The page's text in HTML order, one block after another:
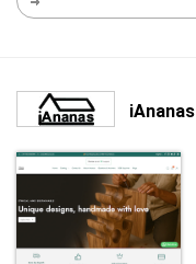
iAnanas